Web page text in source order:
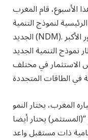
الأسبوع، قام المغرب
لنموذج التنمية
الجديد (NDM). وبهدف تسليط الضوء على المنظور الأكبر
نموذج التنمية الجديد
الاستثمار في مختلف
المغرب، يختار النمو
يختار أيضا